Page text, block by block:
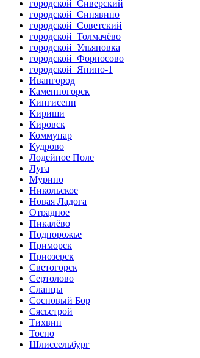
городской Сиверский
городской Синявино
городской Советский
городской Толмачёво
городской Ульяновка
городской Форносово
городской Янино-1
Ивангород
Каменногорск
Кингисепп
Кириши
Кировск
Коммунар
Кудрово
Лодейное Поле
Луга
Мурино
Никольское
Новая Ладога
Отрадное
Пикалёво
Подпорожье
Приморск
Приозерск
Светогорск
Сертолово
Сланцы
Сосновый Бор
Сясьстрой
Тихвин
Тосно
Шлиссельбург